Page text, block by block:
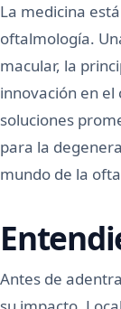
La medicina
oftalmología.
macular, la
innovación en
soluciones
para la
mundo de la
Antes de